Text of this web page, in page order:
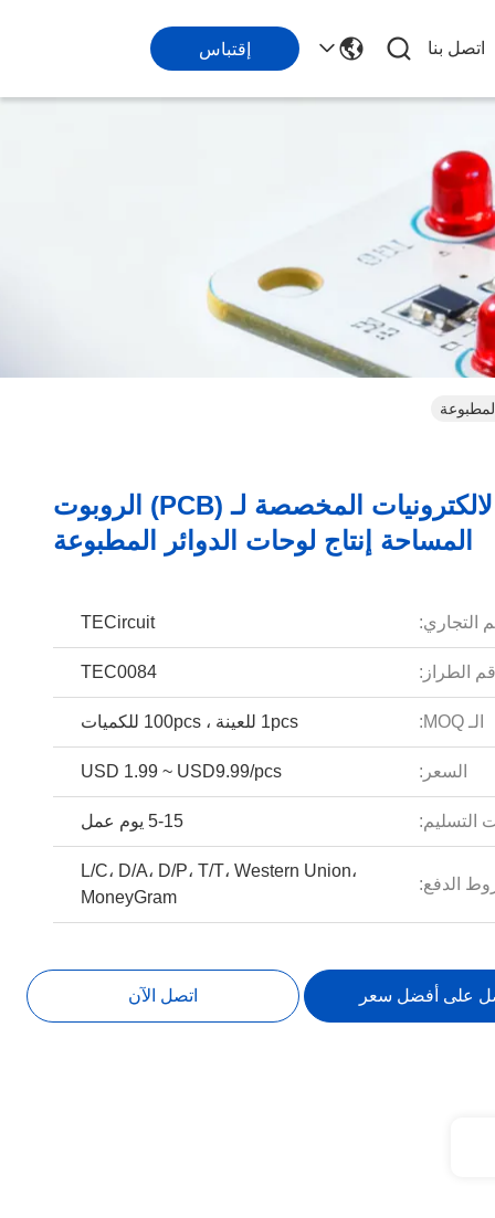
اتصل بنا إقتباس
تجميع الالكترونيات المخصصة لـ (PCB) الروبوت
المساحة إنتاج لوحات الدوائر المطبوعة
التجاري: TECircuit
الطراز: TEC0084
الـ MOQ: 1pcs للعينة ، 100pcs للكميات
السعر: USD 1.99 ~ USD9.99/pcs
التسليم: 5-15 يوم عمل
الدفع:
L/C، D/A، D/P، T/T، Western Union،
MoneyGram
على أفضل سعر اتصل الآن